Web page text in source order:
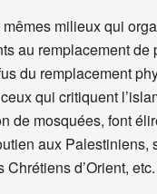
milieux qui
au remplacement
du remplacement
qui critiquent
de mosquées, font
aux
d’Orient, etc.